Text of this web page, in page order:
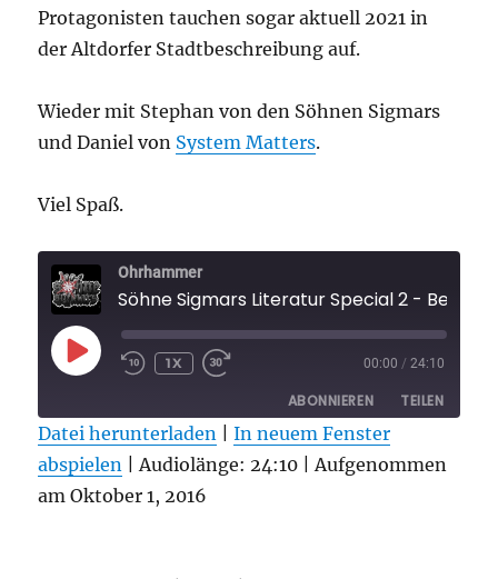
Protagonisten tauchen sogar aktuell 2021 in
der Altdorfer Stadtbeschreibung auf.
Wieder mit Stephan von den Söhnen Sigmars
und Daniel von System Matters.
Viel Spaß.
Ohrhammer
PLAY
EPISODE
1X 00:00 / 24:10
ABONNIEREN TEILEN
RSS FEED
TEILEN
LINK
Datei herunterladen |In neuem Fenster
abspielen |Audiolänge: 24:10 |Aufgenommen
am Oktober 1, 2016